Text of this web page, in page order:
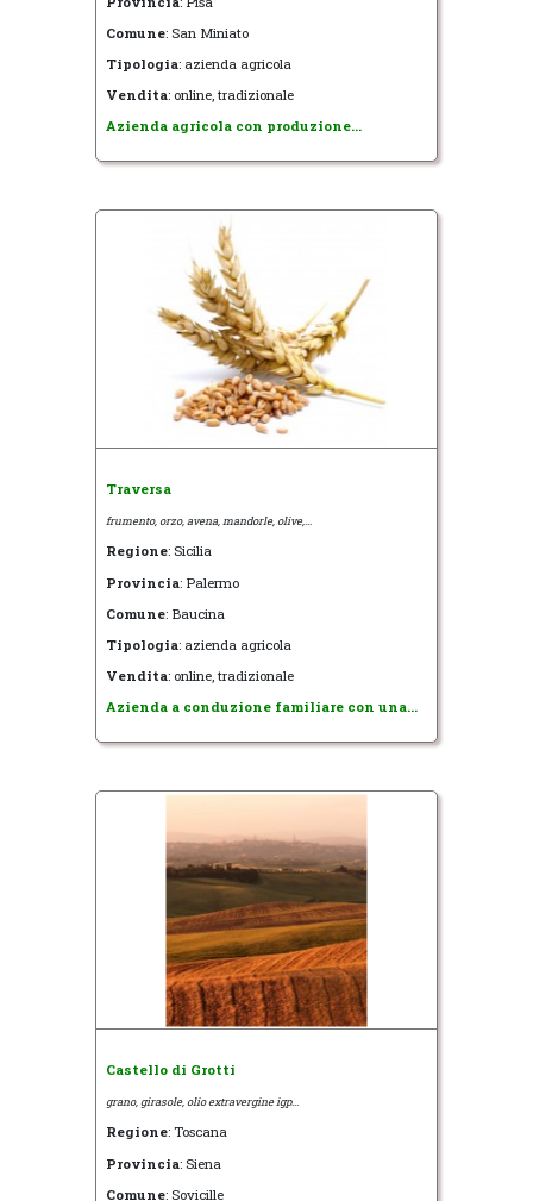
Comune: San Miniato
Tipologia: azienda agricola
Vendita: online, tradizionale
Azienda agricola con produzione...
Traversa
frumento, orzo, avena, mandorle, olive,...
Regione: Sicilia
Provincia: Palermo
Comune: Baucina
Tipologia: azienda agricola
Vendita: online, tradizionale
Azienda a conduzione familiare con una...
Castello di Grotti
grano, girasole, olio extravergine igp...
Regione: Toscana
Provincia: Siena
Comune: Sovicille